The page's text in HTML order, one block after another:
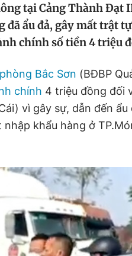
tại Cảng Thành Đạt
đã ẩu đả, gây mất trật
chính số tiền 4 triệu
Bắc Sơn (BĐBP
chính 4 triệu đồng đối
vì gây sự, dẫn đến ẩu
nhập khẩu hàng ở